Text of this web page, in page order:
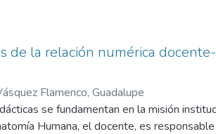
para el docente, incorporarse al
cadavérico u otras piezas anatómicas,
académica en el educando.
los participantes, en esta ardua
afectadas directamente,
en algunas ocasiones; que
de la relación numérica
Flamenco, Guadalupe
se fundamentan en la misión
Humana, el docente, es